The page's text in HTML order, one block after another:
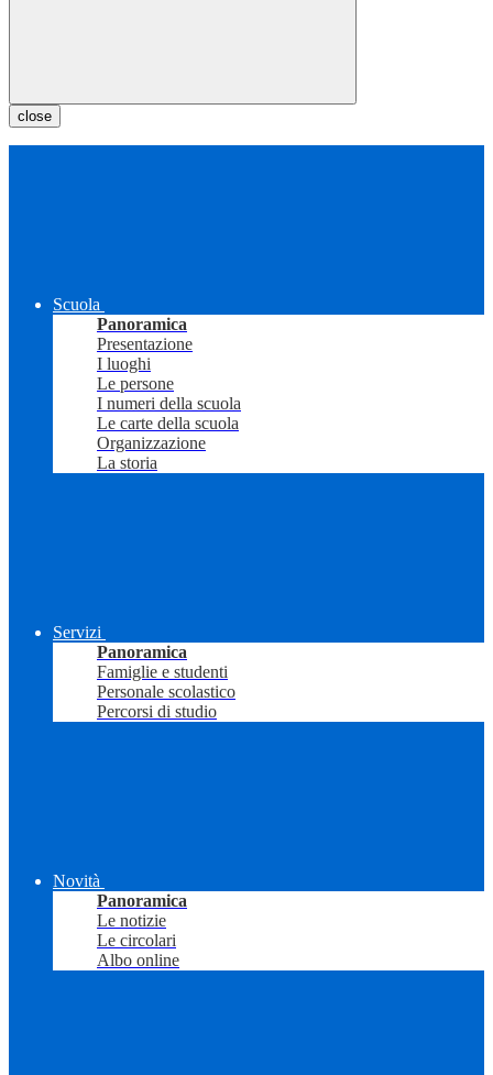
close
Scuola
Panoramica
Presentazione
I luoghi
Le persone
I numeri della scuola
Le carte della scuola
Organizzazione
La storia
Servizi
Panoramica
Famiglie e studenti
Personale scolastico
Percorsi di studio
Novità
Panoramica
Le notizie
Le circolari
Albo online